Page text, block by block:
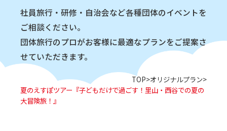
社員旅行・研修・自治会など各種団体のイベントを
ご相談ください。
団体旅行のプロがお客様に​最適なプランをご提案さ
せていただきます。
TOP オリジナルプラン
夏のえすぽツアー『子どもだけで過ごす！里山・西谷での夏の
大冒険旅！』